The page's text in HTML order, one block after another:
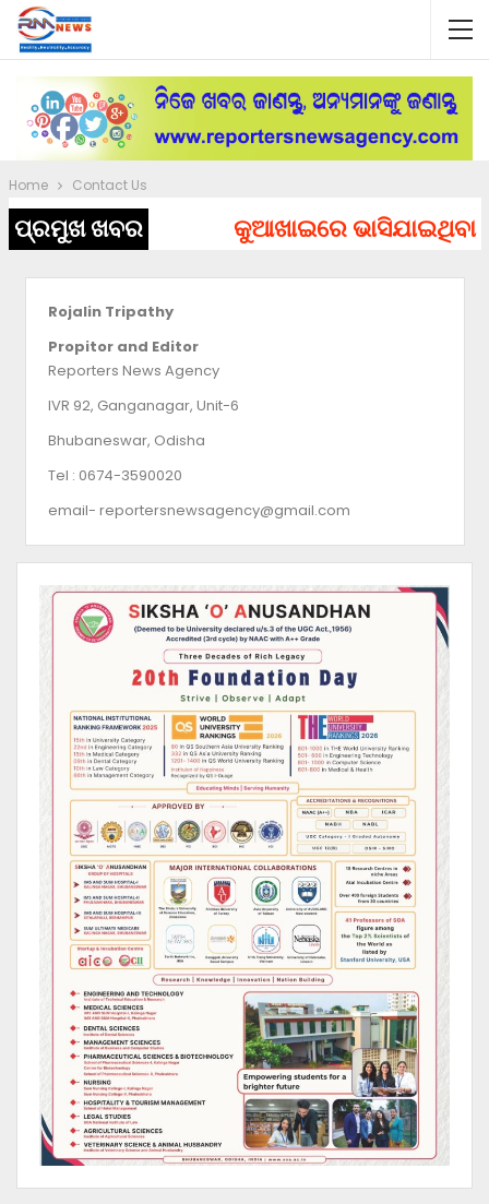
Home Contact Us
ପ୍ରମୁଖ ଖବର କୁଆଖାଇରେ
Rojalin Tripathy
Propitor and Editor
Reporters News Agency
IVR 92, Ganganagar, Unit-6
Bhubaneswar, Odisha
Tel : 0674-3590020
email- reportersnewsagency@gmail.com